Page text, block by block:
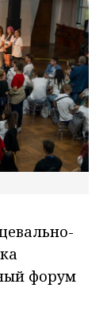
форум